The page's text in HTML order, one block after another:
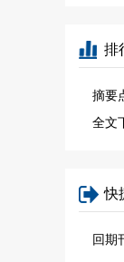
排
摘要
全文
快
回期